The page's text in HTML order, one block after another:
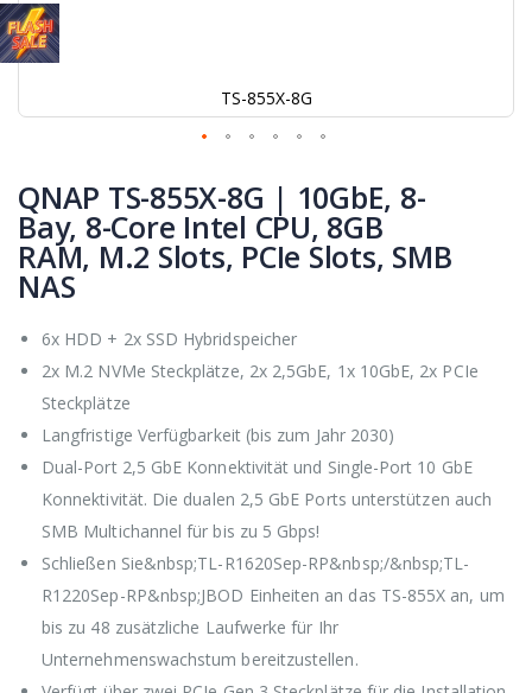
TS-855X-8G
Anfang
der
Bildgalerie
springen
QNAP TS-855X-8G | 10GbE, 8-
Bay, 8-Core Intel CPU, 8GB
RAM, M.2 Slots, PCIe Slots, SMB
NAS
6x HDD + 2x SSD Hybridspeicher
2x M.2 NVMe Steckplätze, 2x 2,5GbE, 1x 10GbE, 2x PCIe
Steckplätze
Langfristige Verfügbarkeit (bis zum Jahr 2030)
Dual-Port 2,5 GbE Konnektivität und Single-Port 10 GbE
Konnektivität. Die dualen 2,5 GbE Ports unterstützen auch
SMB Multichannel für bis zu 5 Gbps!
Schließen Sie&nbsp;TL-R1620Sep-RP&nbsp;/&nbsp;TL-
R1220Sep-RP&nbsp;JBOD Einheiten an das TS-855X an, um
bis zu 48 zusätzliche Laufwerke für Ihr
Unternehmenswachstum bereitzustellen.